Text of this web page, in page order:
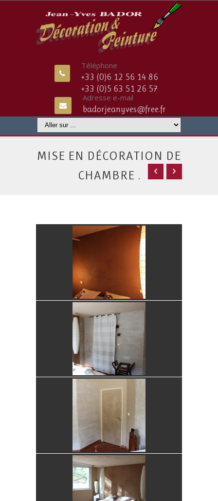
Téléphone
+33 (0)6 12 56 14 86
+33 (0)5 63 51 26 57
Adresse e-mail
badorjeanyves@free.fr
MISE EN DÉCORATION DE
CHAMBRE .